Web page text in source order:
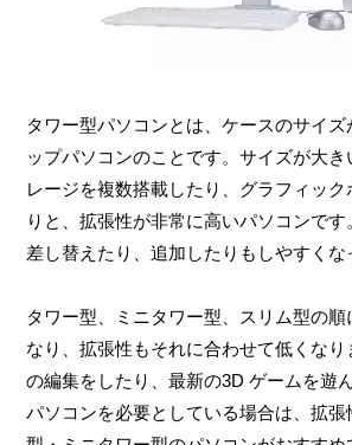
タワー型パソコンとは、ケースのサイズ
ップパソコンのことです。サイズが大き
レージを複数搭載したり、グラフィック
りと、拡張性が非常に高いパソコンで
差し替えたり、追加したりもしやすくな
タワー型、ミニタワー型、スリム型の順
なり、拡張性もそれに合わせて低くな
の編集をしたり、最新の3D ゲームを遊
パソコンを必要としている場合は、拡張